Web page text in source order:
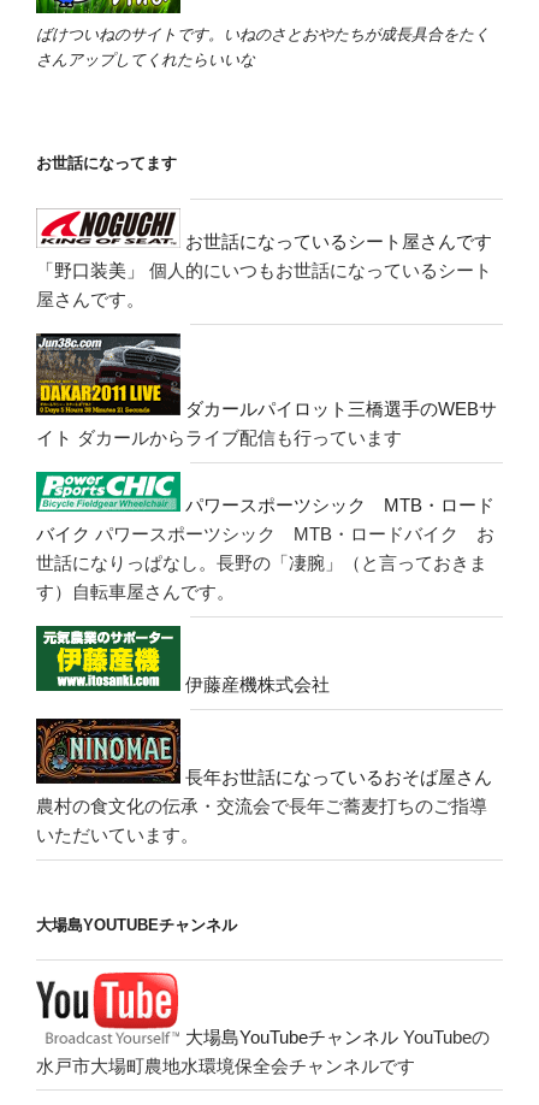
ばけついねのサイトです。いねのさとおやたちが成長具合をたく
さんアップしてくれたらいいな
お世話になってます
お世話になっているシート屋さんです
「野口装美」
個人的にいつもお世話になっているシート
屋さんです。
ダカールパイロット三橋選手のWEBサ
イト ダカールからライブ配信も行っています
パワースポーツシック MTB・ロード
バイク パワースポーツシック MTB・ロードバイク お
世話になりっぱなし。長野の「凄腕」（と言っておきま
す）自転車屋さんです。
伊藤産機株式会社
長年お世話になっているおそば屋さん
農村の食文化の伝承・交流会で長年ご蕎麦打ちのご指導
いただいています。
大場島YOUTUBEチャンネル
大場島YouTubeチャンネル YouTubeの
水戸市大場町農地水環境保全会チャンネルです